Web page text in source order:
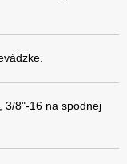
3/8"-16 na spodnej